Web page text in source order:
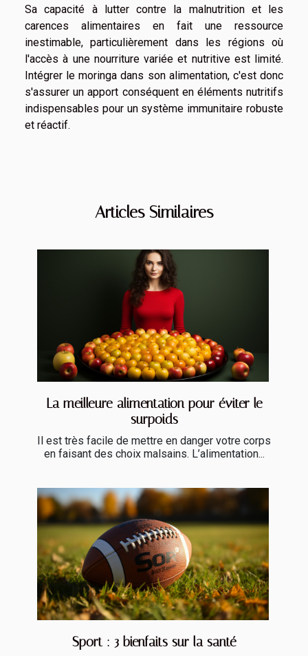
Sa capacité à lutter contre la malnutrition et les
carences alimentaires en fait une ressource
inestimable, particulièrement dans les régions où
l'accès à une nourriture variée et nutritive est limité.
Intégrer le moringa dans son alimentation, c'est donc
s'assurer un apport conséquent en éléments nutritifs
indispensables pour un système immunitaire robuste
et réactif.
Articles Similaires
La meilleure alimentation pour éviter le
surpoids
Il est très facile de mettre en danger votre corps
en faisant des choix malsains. L’alimentation...
Sport : 3 bienfaits sur la santé